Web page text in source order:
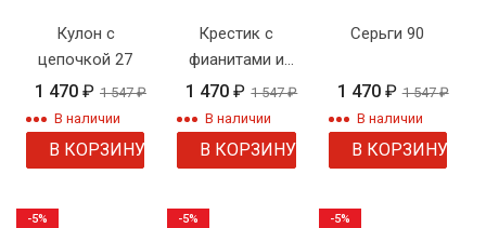
Кулон с
цепочкой 27
1 470 ₽ 1 547₽
В наличии
В КОРЗИНУ
Крестик с
фианитами и
цепочкой
1 470₽ 1 547₽
В наличии
В КОРЗИНУ
Серьги 90
1 470 ₽ 1 547₽
В наличии
В КОРЗИНУ
-5% -5% -5%